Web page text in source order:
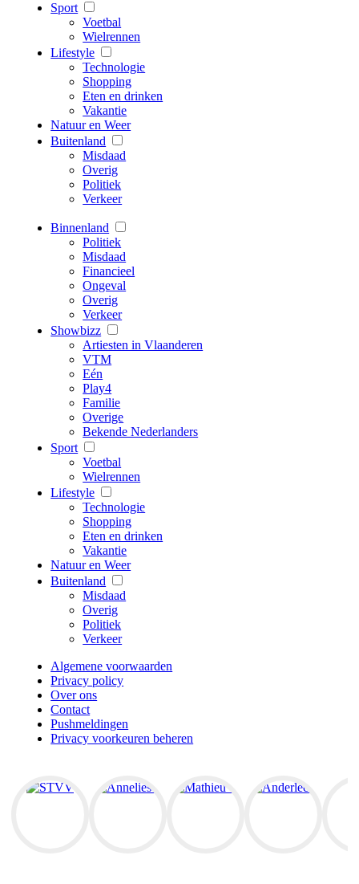
Sport
Voetbal
Wielrennen
Lifestyle
Technologie
Shopping
Eten en drinken
Vakantie
Natuur en Weer
Buitenland
Misdaad
Overig
Politiek
Verkeer
Binnenland
Politiek
Misdaad
Financieel
Ongeval
Overig
Verkeer
Showbizz
Artiesten in Vlaanderen
VTM
Eén
Play4
Familie
Overige
Bekende Nederlanders
Sport
Voetbal
Wielrennen
Lifestyle
Technologie
Shopping
Eten en drinken
Vakantie
Natuur en Weer
Buitenland
Misdaad
Overig
Politiek
Verkeer
Algemene voorwaarden
Privacy policy
Over ons
Contact
Pushmeldingen
Privacy voorkeuren beheren